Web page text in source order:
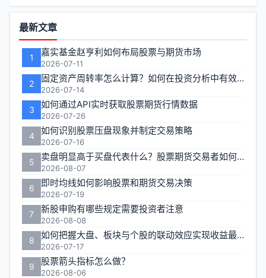
章
列
表
第
页
功
能
区
最新文章
1 嘉实基金赵亨利如何布局股票与期货市场
2026-07-11
2 固定资产周转率怎么计算？如何在投资分析中有效运用？
2026-07-14
3 如何通过API实时获取股票期货行情数据
2026-07-26
4 如何识别股票压盘现象并制定交易策略
2026-07-16
5 卖盘明显高于买盘代表什么？股票期货交易者如何应对
2026-08-07
6 即时均线如何影响股票和期货交易决策
2026-07-19
7 新股申购有哪些规定需要投资者注意
2026-08-08
8 如何把握大盘、板块与个股的联动效应实现收益最大化？
2026-07-17
9 股票箭头指标怎么做？
2026-08-06